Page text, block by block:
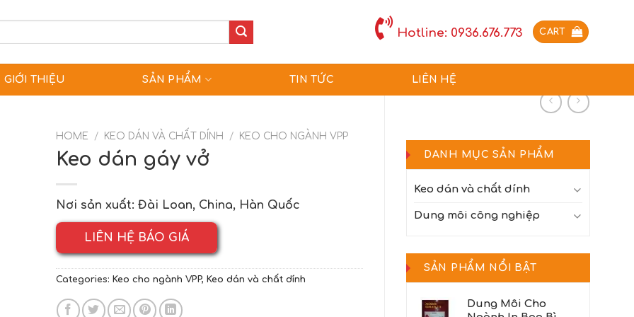
Hotline: 0936.676.773 CART
GIỚI THIỆU SẢN PHẨM TIN TỨC LIÊN HỆ
DANH MỤC SẢN PHẨM
Keo dán và chất dính
Dung môi công nghiệp
SẢN PHẨM NỔI BẬT
Dung Môi Cho
HOME / KEO DÁN VÀ CHẤT DÍNH / KEO CHO NGÀNH VPP
Keo dán gáy vở
Nơi sản xuất: Đài Loan, China, Hàn Quốc
LIÊN HỆ BÁO GIÁ
Categories: Keo cho ngành VPP, Keo dán và chất dính